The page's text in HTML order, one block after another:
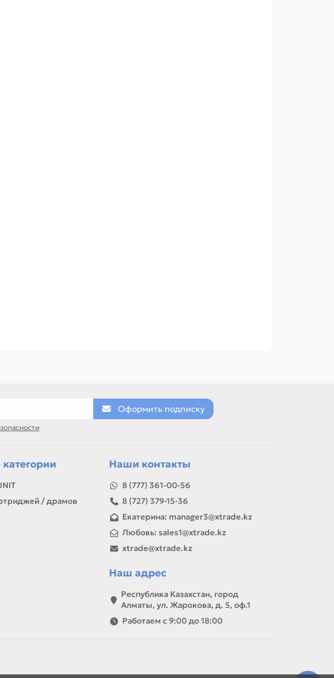
Оформить подписку
/ драмов
Наши контакты
8 (777) 361-00-56
8 (727) 379-15-36
Екатерина: manager3@xtrade.kz
Любовь: sales1@xtrade.kz
xtrade@xtrade.kz
Наш адрес
Республика Казахстан, город
Алматы, ул. Жарокова, д. 5, оф.1
Работаем с 9:00 до 18:00